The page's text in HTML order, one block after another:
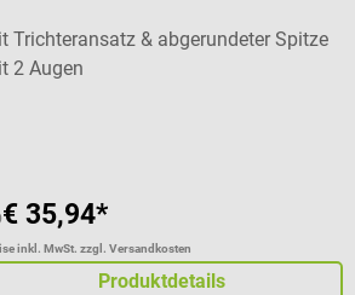
Trichteransatz & abgerundeter Spitze
2 Augen
€ 35,94*
inkl. MwSt. zzgl. Versandkosten
Produktdetails